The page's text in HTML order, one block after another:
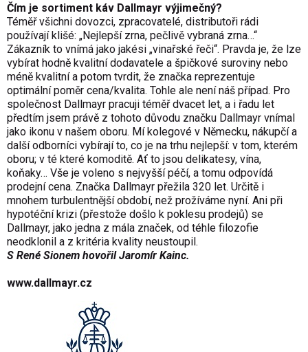
Čím je sortiment káv Dallmayr výjimečný?
Téměř všichni dovozci, zpracovatelé, distributoři rádi
používají klišé: „Nejlepší zrna, pečlivě vybraná zrna…“
Zákazník to vnímá jako jakési „vinařské řeči“. Pravda je, že lze
vybírat hodně kvalitní dodavatele a špičkové suroviny nebo
méně kvalitní a potom tvrdit, že značka reprezentuje
optimální poměr cena/kvalita. Tohle ale není náš případ. Pro
společnost Dallmayr pracuji téměř dvacet let, a i řadu let
předtím jsem právě z tohoto důvodu značku Dallmayr vnímal
jako ikonu v našem oboru. Mí kolegové v Německu, nákupčí a
další odborníci vybírají to, co je na trhu nejlepší: v tom, kterém
oboru; v té které komoditě. Ať to jsou delikatesy, vína,
koňaky… Vše je voleno s nejvyšší péčí, a tomu odpovídá
prodejní cena. Značka Dallmayr přežila 320 let. Určitě i
mnohem turbulentnější období, než prožíváme nyní. Ani při
hypotéční krizi (přestože došlo k poklesu prodejů) se
Dallmayr, jako jedna z mála značek, od téhle filozofie
neodklonil a z kritéria kvality neustoupil.
S René Sionem hovořil Jaromír Kainc.
www.dallmayr.cz